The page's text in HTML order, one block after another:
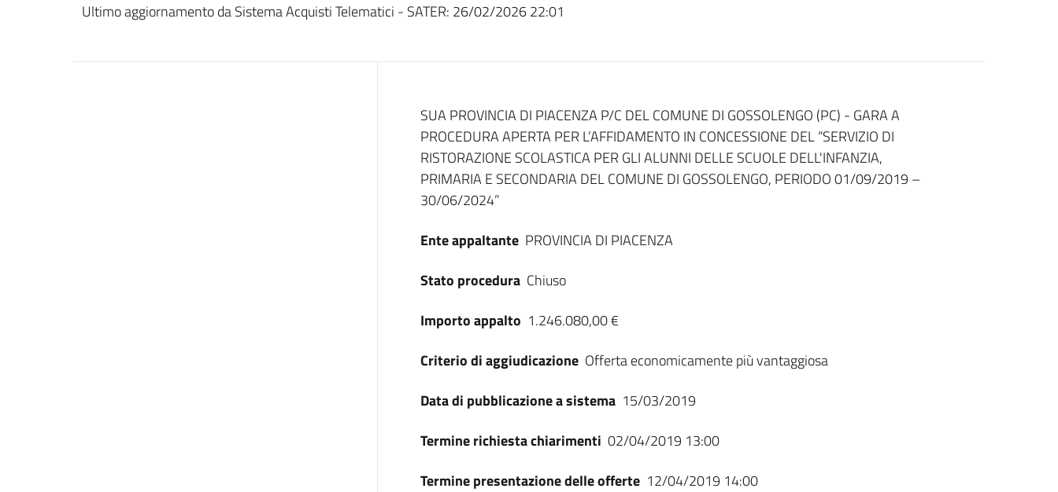
Ultimo aggiornamento da Sistema Acquisti Telematici - SATER: 26/02/2026 22:01
Dati del bando
SUA PROVINCIA DI PIACENZA P/C DEL COMUNE DI GOSSOLENGO (PC) - GARA A
PROCEDURA APERTA PER L’AFFIDAMENTO IN CONCESSIONE DEL “SERVIZIO DI
RISTORAZIONE SCOLASTICA PER GLI ALUNNI DELLE SCUOLE DELL'INFANZIA,
PRIMARIA E SECONDARIA DEL COMUNE DI GOSSOLENGO, PERIODO 01/09/2019 –
30/06/2024”
Ente appaltante PROVINCIA DI PIACENZA
Stato procedura Chiuso
Importo appalto 1.246.080,00 €
Criterio di aggiudicazione Offerta economicamente più vantaggiosa
Data di pubblicazione a sistema 15/03/2019
Termine richiesta chiarimenti 02/04/2019 13:00
Termine presentazione delle offerte 12/04/2019 14:00